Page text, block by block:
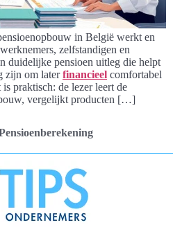
in België werkt en
zelfstandigen en
duidelijke pensioen uitleg die helpt
zijn om laterfinancieel comfortabel
praktisch: de lezer leert de
vergelijkt producten […]